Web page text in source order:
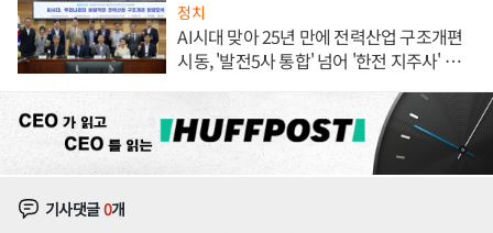
정치
AI시대 맞아 25년 만에 전력산업 구조개편
시동, '발전5사 통합' 넘어 '한전 지주사' 재편
기사댓글0개